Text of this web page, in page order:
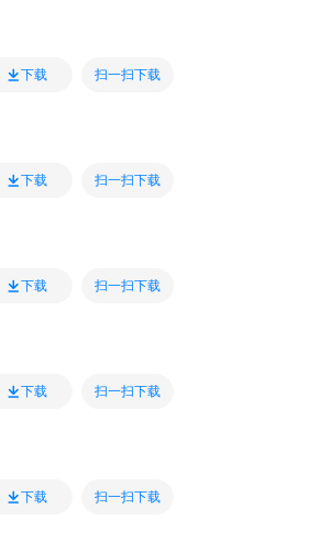
下载 扫一扫下载
下载 扫一扫下载
下载 扫一扫下载
下载 扫一扫下载
下载 扫一扫下载